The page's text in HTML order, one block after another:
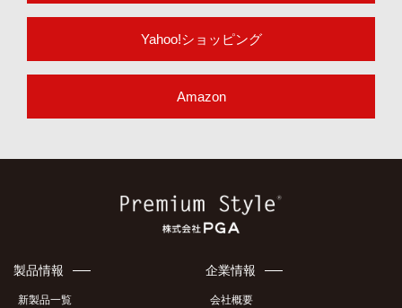
Yahoo!ショッピング
Amazon
製品情報
新製品一覧
企業情報
会社概要